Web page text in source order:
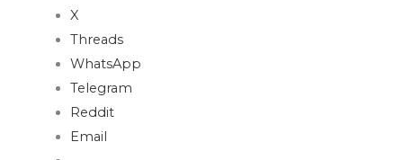
X
Threads
WhatsApp
Telegram
Reddit
Email